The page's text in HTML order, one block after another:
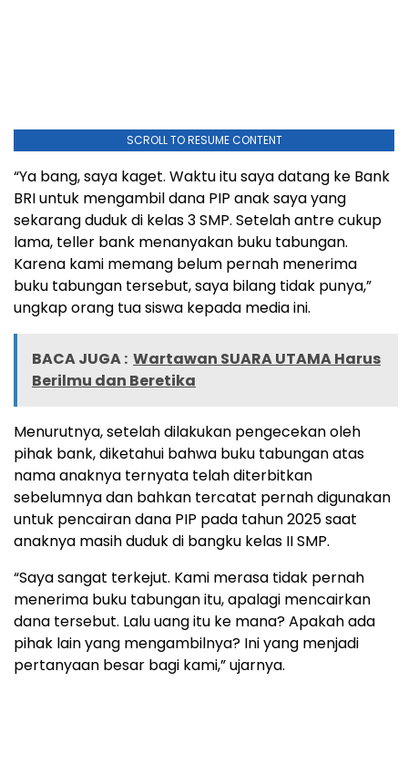
SCROLL TO RESUME CONTENT
“Ya bang, saya kaget. Waktu itu saya datang ke Bank
BRI untuk mengambil dana PIP anak saya yang
sekarang duduk di kelas 3 SMP. Setelah antre cukup
lama, teller bank menanyakan buku tabungan.
Karena kami memang belum pernah menerima
buku tabungan tersebut, saya bilang tidak punya,”
ungkap orang tua siswa kepada media ini.
BACA JUGA : Wartawan SUARA UTAMA Harus
Berilmu dan Beretika
Menurutnya, setelah dilakukan pengecekan oleh
pihak bank, diketahui bahwa buku tabungan atas
nama anaknya ternyata telah diterbitkan
sebelumnya dan bahkan tercatat pernah digunakan
untuk pencairan dana PIP pada tahun 2025 saat
anaknya masih duduk di bangku kelas II SMP.
“Saya sangat terkejut. Kami merasa tidak pernah
menerima buku tabungan itu, apalagi mencairkan
dana tersebut. Lalu uang itu ke mana? Apakah ada
pihak lain yang mengambilnya? Ini yang menjadi
pertanyaan besar bagi kami,” ujarnya.